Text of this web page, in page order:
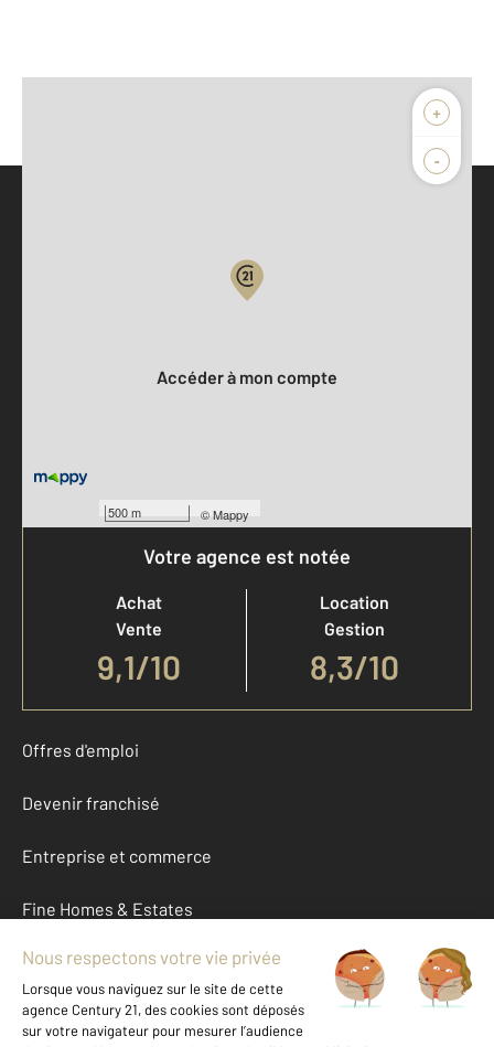
+
-
500 m ©Mappy
Accéder à mon compte
Votre agence est notée
Achat
Vente
9,1/10
Location
Gestion
8,3/10
Offres d'emploi
Devenir franchisé
Entreprise et commerce
Fine Homes & Estates
À propos
International